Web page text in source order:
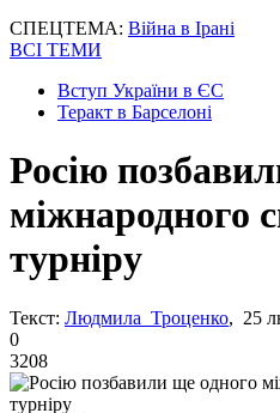
СПЕЦТЕМА: Війна в Ірані
ВСІ ТЕМИ
Вступ України в ЄС
Теракт в Барселоні
Росію
міжнародного
турніру
Текст: Людмила Троценко, 25
0
3208